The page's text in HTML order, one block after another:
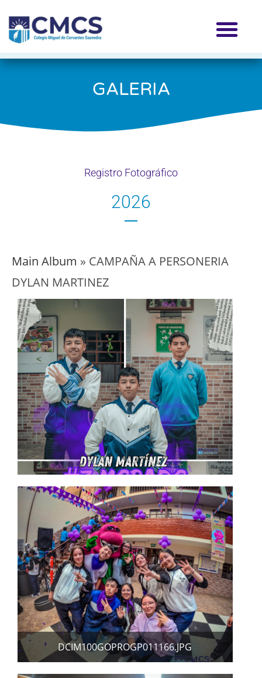
GALERIA
Registro Fotográfico
2026
Main Album » CAMPAÑA A PERSONERIA
DYLAN MARTINEZ
DCIM100GOPROGP011166.JPG